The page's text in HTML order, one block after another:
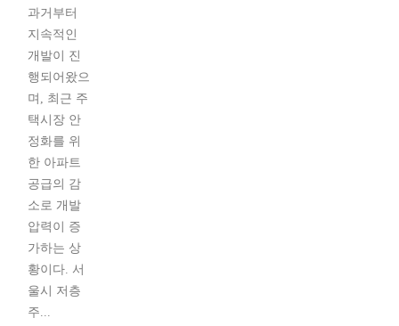
과거부터
지속적인
개발이 진
행되어왔으
며, 최근 주
택시장 안
정화를 위
한 아파트
공급의 감
소로 개발
압력이 증
가하는 상
황이다. 서
울시 저층
주...